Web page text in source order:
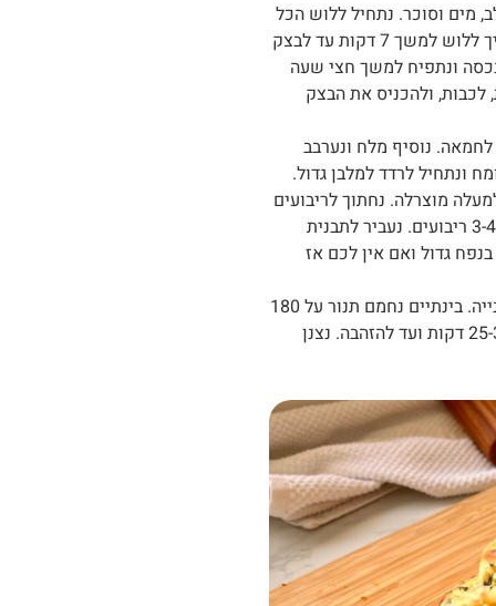
מים וסוכר. נתחיל ללוש הכל
במהירות נמוכה ואחרי 2-3 דקות נוסיף מלח. נמשיך ללוש למשך 7 דקות עד לבצק
ונתפיח למשך חצי שעה
מומלץ לחמם תנור ל50 מעלות, לכבות, ולהכניס את הבצק
נוסיף מלח ונערבב
ונתחיל לרדד למלבן גדול.
מוצרלה. נחתוך לריבועים
ונערום אותם אחד על השני כל פעם בקבוצות של 3-4 ריבועים. נעביר לתבנית
גדול ואם אין לכם אז
נכסה את הבצק ונתפיח עשרים דקות להתפחה שנייה. בינתיים נחמם תנור על 180
מעלות בטורבו. נכניס את המאפה לתנור ונאפה 25-30 דקות ועד להזהבה. נצנן